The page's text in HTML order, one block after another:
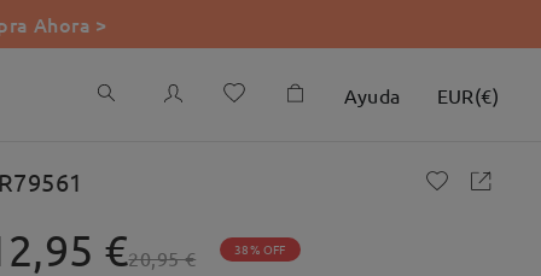
Ahora >
Ayuda EUR(€)
€20,95 € 38% OFF